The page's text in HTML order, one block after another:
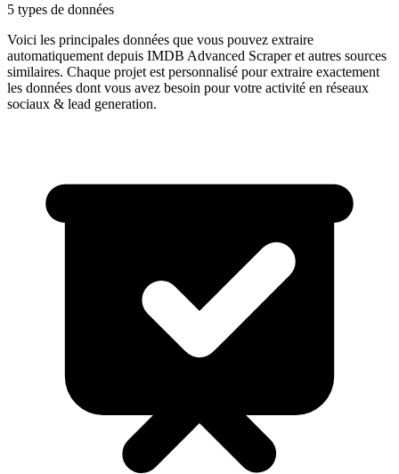
5 types de données
Voici les principales données que vous pouvez extraire
automatiquement depuis IMDB Advanced Scraperet autres sources
similaires. Chaque projet est personnalisé pour extraire exactement
les données dont vous avez besoin pour votre activité en réseaux
sociaux & lead generation.